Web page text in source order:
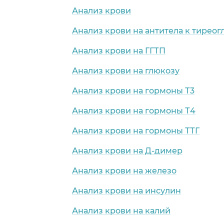
Анализ крови
Анализ крови на антитела к
Анализ крови на ГГТП
Анализ крови на глюкозу
Анализ крови на гормоны Т3
Анализ крови на гормоны Т4
Анализ крови на гормоны ТТГ
Анализ крови на Д-димер
Анализ крови на железо
Анализ крови на инсулин
Анализ крови на калий